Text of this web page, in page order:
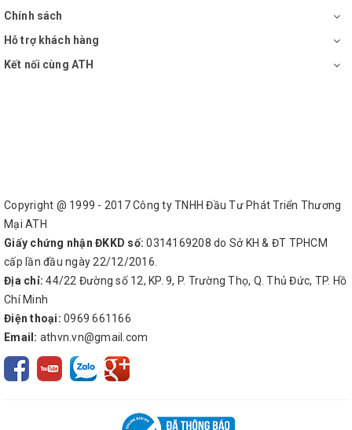
Chính sách
Hỗ trợ khách hàng
Kết nối cùng ATH
Copyright @ 1999 - 2017 Công ty TNHH Đầu Tư Phát Triển Thương
Mại ATH
Giấy chứng nhận ĐKKD số: 0314169208 do Sở KH & ĐT TPHCM
cấp lần đầu ngày 22/12/2016.
Địa chỉ: 44/22 Đường số 12, KP. 9, P. Trường Thọ, Q. Thủ Đức, TP. Hồ
Chí Minh
Điện thoại: 0969 661166
Email: athvn.vn@gmail.com